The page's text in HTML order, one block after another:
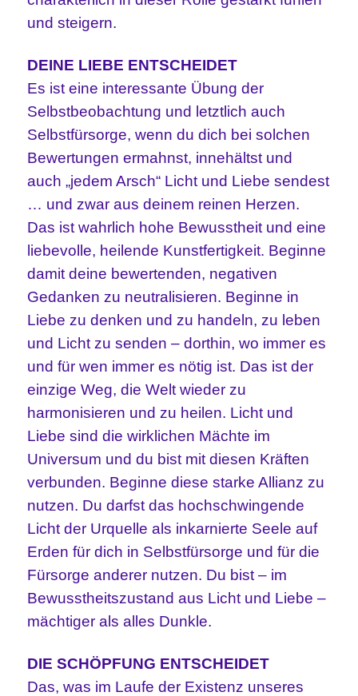
und steigern.
DEINE LIEBE ENTSCHEIDET
Es ist eine interessante Übung der
Selbstbeobachtung und letztlich auch
Selbstfürsorge, wenn du dich bei solchen
Bewertungen ermahnst, innehältst und
auch „jedem Arsch“ Licht und Liebe sendest
… und zwar aus deinem reinen Herzen.
Das ist wahrlich hohe Bewusstheit und eine
liebevolle, heilende Kunstfertigkeit. Beginne
damit deine bewertenden, negativen
Gedanken zu neutralisieren. Beginne in
Liebe zu denken und zu handeln, zu leben
und Licht zu senden – dorthin, wo immer es
und für wen immer es nötig ist. Das ist der
einzige Weg, die Welt wieder zu
harmonisieren und zu heilen. Licht und
Liebe sind die wirklichen Mächte im
Universum und du bist mit diesen Kräften
verbunden. Beginne diese starke Allianz zu
nutzen. Du darfst das hochschwingende
Licht der Urquelle als inkarnierte Seele auf
Erden für dich in Selbstfürsorge und für die
Fürsorge anderer nutzen. Du bist – im
Bewusstheitszustand aus Licht und Liebe –
mächtiger als alles Dunkle.
DIE SCHÖPFUNG ENTSCHEIDET
Das, was im Laufe der Existenz unseres